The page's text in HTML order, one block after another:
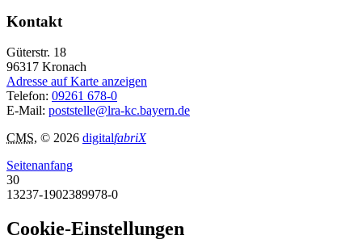
Kontakt
Güterstr. 18
96317 Kronach
Adresse auf Karte anzeigen
Telefon: 09261 678-0
E-Mail: poststelle@lra-kc.bayern.de
CMS, © 2026 digitalfabriX
Seitenanfang
30
13237-1902389978-0
Cookie-Einstellungen